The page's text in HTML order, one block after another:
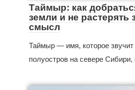
Таймыр: как
земли и не растерять
смысл
Таймыр — имя, которое
полуостров на севере Сибири,